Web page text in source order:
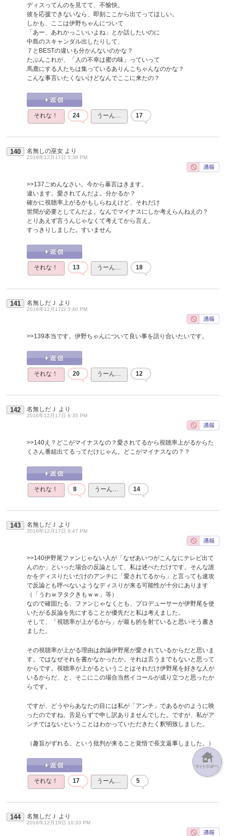
ディスってんのを見てて、不愉快。
彼を応援できないなら、即刻ここから出てってほしい。
しかも、ここは伊野ちゃんについて
「あー、あれかっこいいよね」とか話したいのに
中島のスキャンダル出したりして、
７とBESTの違いも分かんないのかな？
たぶんこれが、「人の不幸は蜜の味」っていって
馬鹿にする人たちは集っているありんこちゃんなのかな？
こんな事言いたくないけどなんでここに来たの？
それな！ 24 うーん… 17
140 名無しの巫女 より
2016年12月17日 5:38 PM
>>137ごめんなさい。今から暴言はきます。
違います。愛されてんだよ。分かるか？
確かに視聴率上がるかもしらねえけど、それだけ
世間が必要としてんだよ。なんでマイナスにしか考えらんねえの？
とりあえず言うんじゃなくて考えてから言え。
すっきりしました。すいません
それな！ 13 うーん… 18
141 名無しだＪ より
2016年12月17日 5:40 PM
>>139本当です。伊野ちゃんについて良い事を語り合いたいです。
それな！ 20 うーん… 12
142 名無しだＪ より
2016年12月17日 8:35 PM
>>140え？どこがマイナスなの？愛されてるから視聴率上がるからた
くさん番組出てるってだけじゃん。どこがマイナスなの？？
それな！ 8 うーん… 14
143 名無しだＪ より
2016年12月17日 8:47 PM
>>140伊野尾ファンじゃない人が「なぜあいつがこんなにテレビ出て
んのか」といった場合の反論として、私は述べただけです。そんな誰
かをディスりたいだけのアンチに「愛されてるから」と言っても速攻
で反論とも呼べないようなディスりが来る可能性が十分にあります
（「うわｗヲタクきもｗｗ」等）
なので確固たる、ファンじゃなくとも、プロデューサーが伊野尾を使
いたがる反論を先にすることが優先だと私は考えました。
そして、「視聴率が上がるから」が最も的を射ていると思いそう書き
ました。
その視聴率が上がる理由は勿論伊野尾が愛されているからだと思いま
す。ではなぜそれを書かなかったか。それは言うまでもないと思って
からです。視聴率が上がるということはそれだけ伊野尾を好きな人が
いるからだ、と、そこにこの場合当然イコールが成り立つと思ったか
らです。
ですが、どうやらあなたの目には私が「アンチ」であるかのように映
ったのですね。舌足らずで申し訳ありませんでした。ですが、私がア
ンチではないということはわかっていただきたく釈明致しました。
（趣旨がずれる。という批判が来ること覚悟で長文返事しました。）
それな！ 17 うーん… 5
144 名無しだＪ より
2016年12月19日 10:33 PM